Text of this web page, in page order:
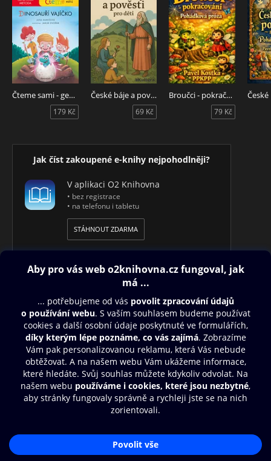
Čteme sami - genetická metoda - Dinosauří vajíčko
179 Kč
České báje a pověsti pro děti
69 Kč
Broučci - pokračování
79 Kč
Jak číst zakoupené e-knihy nejpohodlněji?
V aplikaci O2 Knihovna
• bez registrace
• na telefonu i tabletu
STÁHNOUT ZDARMA
Obsah ke stažení
Moje O2 Knihovna
Další zábava
© O2 Czech Republic a.s.
Přístupnost
Zásady zpracování osobních údajůAplikace O2 Knihovna